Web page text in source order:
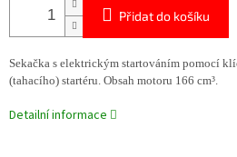
Přidat do košíku
Sekačka s elektrickým startováním pomocí
(tahacího) startéru. Obsah motoru 166 cm³.
Detailní informace